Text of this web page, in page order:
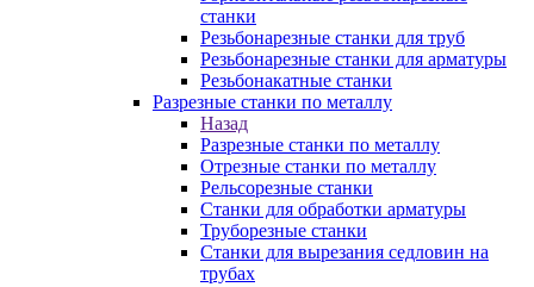
станки
Резьбонарезные станки для труб
Резьбонарезные станки для арматуры
Резьбонакатные станки
Разрезные станки по металлу
Назад
Разрезные станки по металлу
Отрезные станки по металлу
Рельсорезные станки
Станки для обработки арматуры
Труборезные станки
Станки для вырезания седловин на
трубаx